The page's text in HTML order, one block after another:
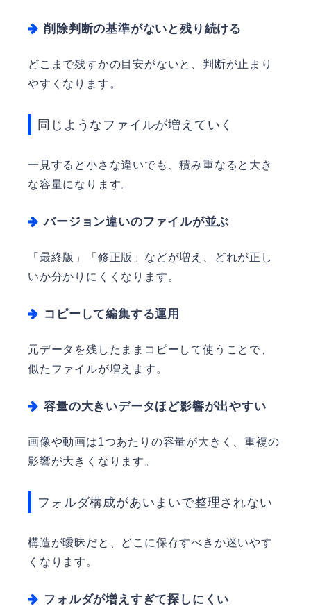
削除判断の基準がないと残り続ける
どこまで残すかの目安がないと、判断が止まり
やすくなります。
同じようなファイルが増えていく
一見すると小さな違いでも、積み重なると大き
な容量になります。
バージョン違いのファイルが並ぶ
「最終版」「修正版」などが増え、どれが正し
いか分かりにくくなります。
コピーして編集する運用
元データを残したままコピーして使うことで、
似たファイルが増えます。
容量の大きいデータほど影響が出やすい
画像や動画は1つあたりの容量が大きく、重複の
影響が大きくなります。
フォルダ構成があいまいで整理されない
構造が曖昧だと、どこに保存すべきか迷いやす
くなります。
フォルダが増えすぎて探しにくい